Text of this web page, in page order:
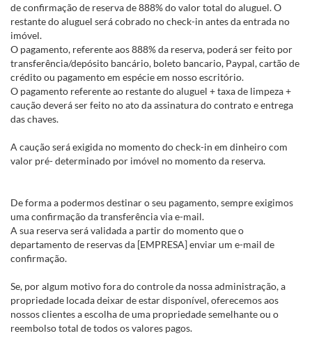
de confirmação de reserva de 888% do valor total do aluguel. O
restante do aluguel será cobrado no check-in antes da entrada no
imóvel.
O pagamento, referente aos 888% da reserva, poderá ser feito por
transferência/depósito bancário, boleto bancario, Paypal, cartão de
crédito ou pagamento em espécie em nosso escritório.
O pagamento referente ao restante do aluguel + taxa de limpeza +
caução deverá ser feito no ato da assinatura do contrato e entrega
das chaves.
A caução será exigida no momento do check-in em dinheiro com
valor pré- determinado por imóvel no momento da reserva.
De forma a podermos destinar o seu pagamento, sempre exigimos
uma confirmação da transferência via e-mail.
A sua reserva será validada a partir do momento que o
departamento de reservas da [EMPRESA] enviar um e-mail de
confirmação.
Se, por algum motivo fora do controle da nossa administração, a
propriedade locada deixar de estar disponível, oferecemos aos
nossos clientes a escolha de uma propriedade semelhante ou o
reembolso total de todos os valores pagos.